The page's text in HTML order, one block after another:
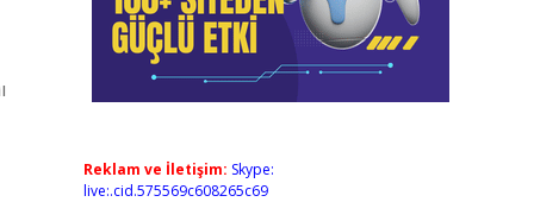
Reklam ve İletişim: Skype:
live:.cid.575569c608265c69